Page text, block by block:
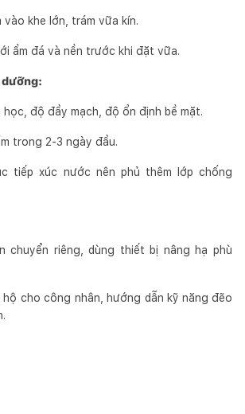
vào khe lớn, trám vữa kín.
ẩm đá và nền trước khi đặt vữa.
học, độ đầy mạch, độ ổn định bề mặt.
trong 2-3 ngày đầu.
tiếp xúc nước nên phủ thêm lớp chống
chuyển riêng, dùng thiết bị nâng hạ phù
hộ cho công nhân, hướng dẫn kỹ năng đẽo